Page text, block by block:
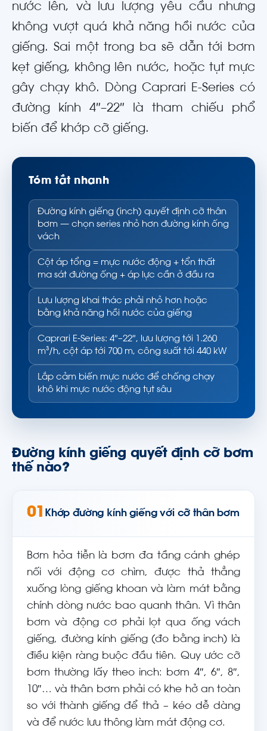
nước lên, và lưu lượng yêu cầu nhưng
không vượt quá khả năng hồi nước của
giếng. Sai một trong ba sẽ dẫn tới bơm
kẹt giếng, không lên nước, hoặc tụt mực
gây chạy khô. Dòng Caprari E-Series có
đường kính 4″–22″ là tham chiếu phổ
biến để khớp cỡ giếng.
Tóm tắt nhanh
Đường kính giếng (inch) quyết định cỡ thân
bơm — chọn series nhỏ hơn đường kính ống
vách
Cột áp tổng = mực nước động + tổn thất
ma sát đường ống + áp lực cần ở đầu ra
Lưu lượng khai thác phải nhỏ hơn hoặc
bằng khả năng hồi nước của giếng
Caprari E-Series: 4″–22″, lưu lượng tới 1.260
m³/h, cột áp tới 700 m, công suất tới 440 kW
Lắp cảm biến mực nước để chống chạy
khô khi mực nước động tụt sâu
Đường kính giếng quyết định cỡ bơm
thế nào?
01 Khớp đường kính giếng với cỡ thân bơm
Bơm hỏa tiễn là bơm đa tầng cánh ghép
nối với động cơ chìm, được thả thẳng
xuống lòng giếng khoan và làm mát bằng
chính dòng nước bao quanh thân. Vì thân
bơm và động cơ phải lọt qua ống vách
giếng, đường kính giếng (đo bằng inch) là
điều kiện ràng buộc đầu tiên. Quy ước cỡ
bơm thường lấy theo inch: bơm 4″, 6″, 8″,
10″… và thân bơm phải có khe hở an toàn
so với thành giếng để thả – kéo dễ dàng
và để nước lưu thông làm mát động cơ.